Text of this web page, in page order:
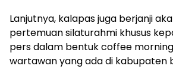
Lanjutnya, kalapas juga berjanji
pertemuan silaturahmi khusus
pers dalam bentuk coffee
wartawan yang ada di kabupaten